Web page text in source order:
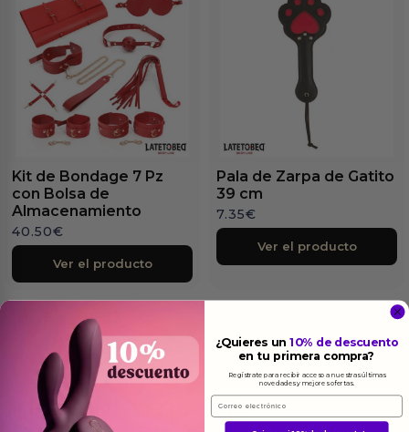
Kit de Bondage 7 Pz
con Bolsa de
Almacenamiento
40.50€
Ver el producto
Pala de Zarpa de Gatito
39 cm
7.35€
Ver el producto
Másinformacion
¿Quieres un10% de descuento
en tu primera compra?
Regístrate para recibir acceso a nuestras últimas
novedades y mejores ofertas.
Email